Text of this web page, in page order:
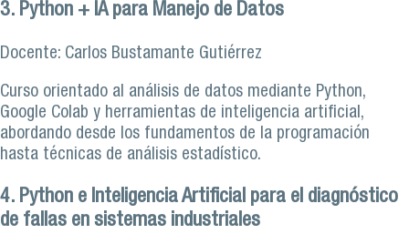
3. Python + IA para Manejo de Datos
Docente: Carlos Bustamante Gutiérrez
Curso orientado al análisis de datos mediante Python,
Google Colab y herramientas de inteligencia artificial,
abordando desde los fundamentos de la programación
hasta técnicas de análisis estadístico.
4. Python e Inteligencia Artificial para el diagnóstico
de fallas en sistemas industriales